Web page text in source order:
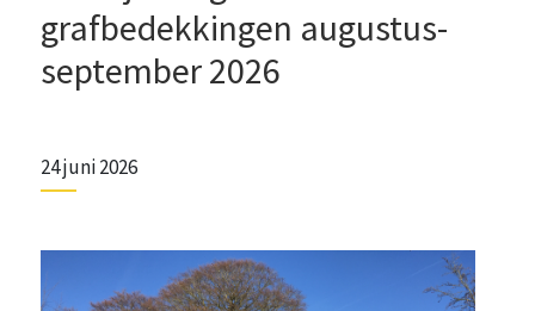
grafbedekkingen augustus-
september 2026
24 juni 2026